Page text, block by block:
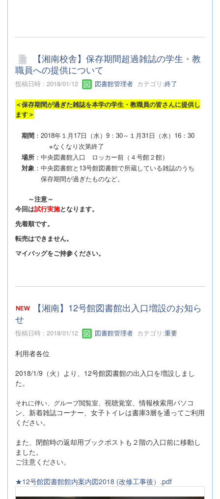
【湘南校舎】保存期間超過雑誌の学生・教
職員への提供について
投稿日時 : 2018/01/12 図書館管理者 カテゴリ:終了
＜保存期間が過ぎた雑誌を本学の学生・教職員の皆さんに提供し
ます＞
期間 ：2018年１月17日（水）9：30～１月31日（水）16：30
※なくなり次第終了
場所 ：中央図書館入口 ロッカー前（４号館２館）
対象 ：中央図書館と13号館図書館で所蔵している雑誌のうち
保存期間が過ぎたものなど。
～注意～
今回は試行実施となります。
先着順です。
転売はできません。
マイバッグをご持参ください。
【湘南】12号館図書館出入口増設のお知ら
せ
投稿日時 : 2018/01/12 図書館管理者 カテゴリ:重要
利用者各位
2018/1/9（火）より、12号館図書館の出入口を増設しまし
た。
それに伴い、グループ閲覧室、 視聴覚室、情報検索用パソコ
ン、新着雑誌コーナー、女子トイレは書庫3層を通ってご利用
ください。
また、閉館時の返却用ブックポストも２階の入口前に移動し
ました。
ご注意ください。
★12号館図書館館内案内図2018 (改修工事後）.pdf